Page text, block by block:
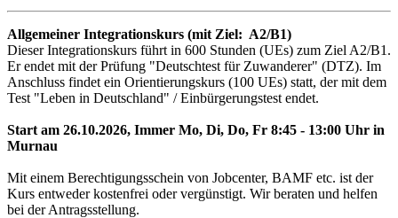
Allgemeiner Integrationskurs (mit Ziel: A2/B1)
Dieser Integrationskurs führt in 600 Stunden (UEs) zum Ziel A2/B1.
Er endet mit der Prüfung "Deutschtest für Zuwanderer" (DTZ). Im
Anschluss findet ein Orientierungskurs (100 UEs) statt, der mit dem
Test "Leben in Deutschland" / Einbürgerungstest endet.
Start am 26.10.2026, Immer Mo, Di, Do, Fr 8:45 - 13:00 Uhr in
Murnau
Mit einem Berechtigungsschein von Jobcenter, BAMF etc. ist der
Kurs entweder kostenfrei oder vergünstigt. Wir beraten und helfen
bei der Antragsstellung.